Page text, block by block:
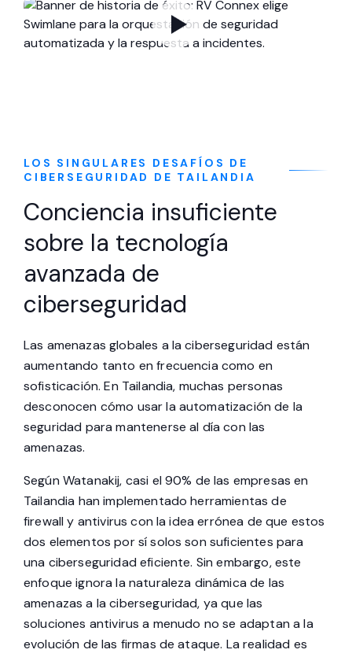
LOS SINGULARES DESAFÍOS DE
CIBERSEGURIDAD DE TAILANDIA
Conciencia insuficiente
sobre la tecnología
avanzada de
ciberseguridad
Las amenazas globales a la ciberseguridad están
aumentando tanto en frecuencia como en
sofisticación. En Tailandia, muchas personas
desconocen cómo usar la automatización de la
seguridad para mantenerse al día con las
amenazas.
Según Watanakij, casi el 90% de las empresas en
Tailandia han implementado herramientas de
firewall y antivirus con la idea errónea de que estos
dos elementos por sí solos son suficientes para
una ciberseguridad eficiente. Sin embargo, este
enfoque ignora la naturaleza dinámica de las
amenazas a la ciberseguridad, ya que las
soluciones antivirus a menudo no se adaptan a la
evolución de las firmas de ataque. La realidad es